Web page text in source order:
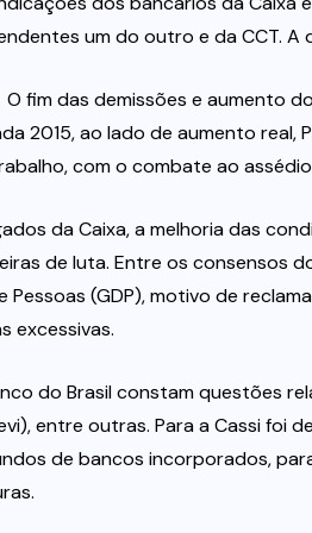
um do outro e da CCT. A
O fim das demissões e
2015, ao lado de aumento real,
com o combate ao
da Caixa, a melhoria das
de luta. Entre os consensos
Pessoas (GDP), motivo de
excessivas.
do Brasil constam questões
entre outras. Para a Cassi foi
de bancos incorporados,